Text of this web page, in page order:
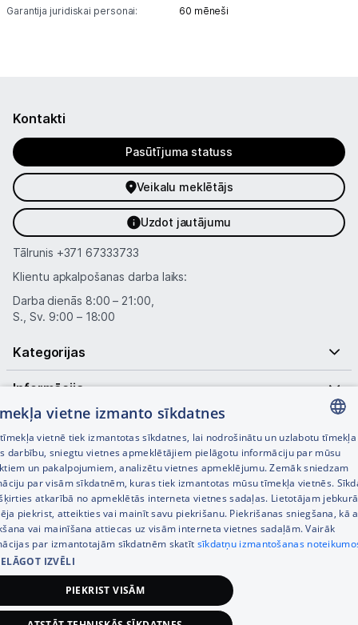
Garantija juridiskai personai: 60 mēneši
Kontakti
Pasūtījuma statuss
Veikalu meklētājs
Uzdot jautājumu
Tālrunis +371 67333733
Klientu apkalpošanas darba laiks:
Darba dienās 8:00 – 21:00,
S., Sv. 9:00 – 18:00
Kategorijas
Informācija
Noderīgas saites
© SIA Tet 2026 -
LATVIAN
RUSSIAN
ENGLISH
vietne izmanto sīkdatnes
vietnē tiek izmantotas sīkdatnes, lai nodrošinātu un uzlabotu tīmekļa
darbību, sniegtu vietnes apmeklētājiem pielāgotu informāciju par mūsu
un pakalpojumiem, analizētu vietnes apmeklējumu. Zemāk sniedzam
par visām sīkdatnēm, kuras tiek izmantotas mūsu tīmekļa vietnēs.
atkarībā no apmeklētās interneta vietnes sadaļas. Lietotājam
piekrist, atteikties vai mainīt savu piekrišanu. Piekrišanas sniegšana, kā
vai mainīšana attiecas uz visām interneta vietnes sadaļām. Vairāk
par izmantotajām sīkdatnēm skatīt sīkdatņu izmantošanas
IZVĒLI
PIEKRIST VISĀM